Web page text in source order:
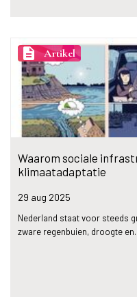
description Artikel
Waarom sociale
klimaatadaptatie
29 aug 2025
Nederland staat voor steeds
zware regenbuien, droogte